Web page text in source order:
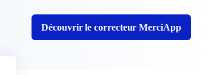
Découvrir le correcteur MerciApp